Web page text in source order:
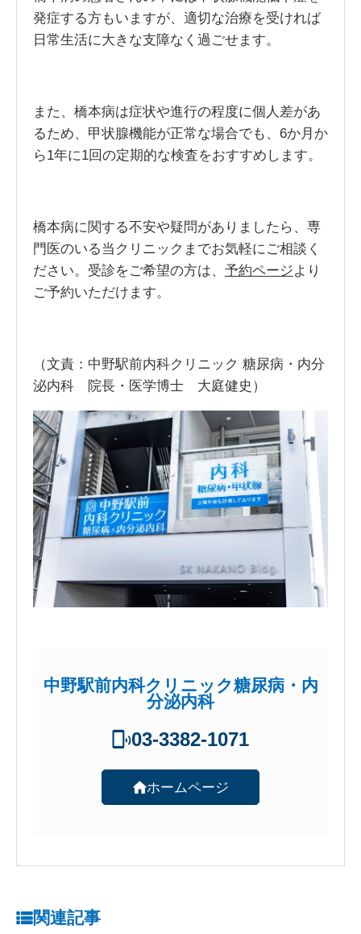
発症する方もいますが、適切な治療を受ければ
日常生活に大きな支障なく過ごせます。
また、橋本病は症状や進行の程度に個人差があ
るため、甲状腺機能が正常な場合でも、6か月か
ら1年に1回の定期的な検査をおすすめします。
橋本病に関する不安や疑問がありましたら、専
門医のいる当クリニックまでお気軽にご相談く
ださい。受診をご希望の方は、 予約ページより
ご予約いただけます。
（文責：中野駅前内科クリニック 糖尿病・内分
泌内科 院長・医学博士 大庭健史）
中野駅前内科クリニック糖尿病・内
分泌内科
03-3382-1071
ホームページ
関連記事